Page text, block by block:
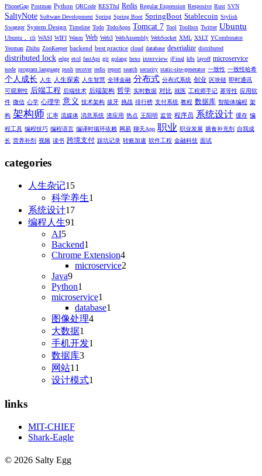
PhoneGap Postman Python QRCode RESTful Redis Regular Expression Resposive Rust SVN
SaltyNote Software Development Spring Spring Boot SpringBoot Stablecoin Stylish
Swagger System Design Timeline Todo TodoApps Tomcat 7 Tool Toolbox Twitter Ubuntu
Ubuntu， cli WASI WIFI Wasm Web Web3 WebAssembly WebSocket XML XSLT YCombinator
Yeoman Zhihu ZooKeeper backend best practice cloud database deserialize distributed
distributed lock edge etcd fastApi git golang hexo interview jFinal k8s layoff microservice
node program language push recover redis report search security static-site-generator 一致性 一致性哈希
个人成长 人生 人生探索 人生智慧 全球金融 分布式 分布式系统 创业 区块链 即时通讯
可观测性 后端工程 后端技术 后端架构 哲学 实时数据 对比 就医 工程师手记 幂等性 应用软
件 微信 心学 心理学 意义 技术架构 拔牙 挑战 排行榜 支付系统 教程 数据库 智能体编程 架
构 架构师 汇率 流媒体 消息系统 渣应用 热点 王阳明 监管 程序员 系统设计 缓存 编
程工具 编程技巧 编程语言 编译时循环依赖 网易 聊天App 职业 职业发展 膳食补充剂
自我成
长 营养补剂 视频 读书 跨境支付 踩坑记录 转账加速 软件工程 金融科技 面试
categories
人生杂记15
科学养生1
系统设计17
编程人生91
AI5
Backend1
Chrome Extension4
microservice2
Java9
Python1
microservice1
database1
图像处理4
大数据1
手机开发1
数据库3
网站11
设计模式1
links
MIT-CHIEF
Shark-Eagle
© 2026 Salty Egg